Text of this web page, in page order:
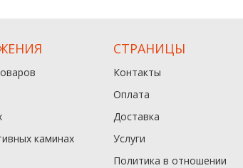
каминах
СТРАНИЦЫ
Контакты
Оплата
Доставка
Услуги
Политика в отношении